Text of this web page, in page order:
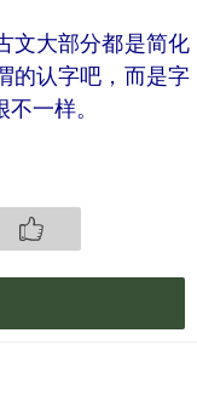
文大部分都是简化
的认字吧，而是字
一样。